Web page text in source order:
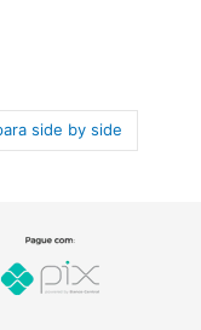
side by side